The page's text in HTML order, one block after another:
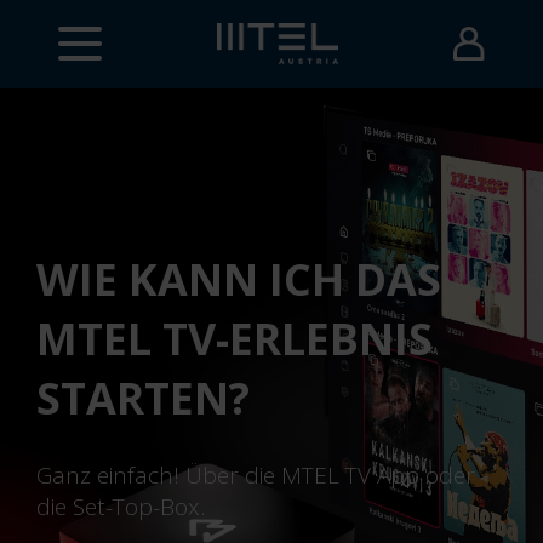
WIE KANN ICH DAS
MTEL TV-ERLEBNIS
STARTEN?
Ganz einfach! Über die MTEL TV App oder
die Set-Top-Box.